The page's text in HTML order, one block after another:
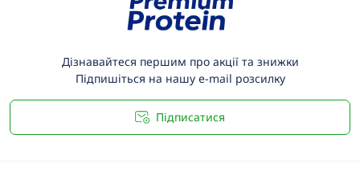
Дізнавайтеся першим про акції та знижки
Підпишіться на нашу e-mail розсилку
Підписатися